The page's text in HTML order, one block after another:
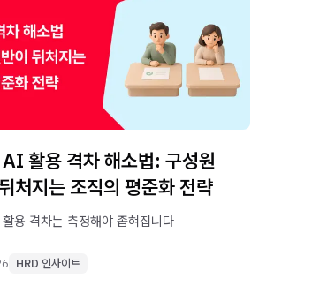
활용 격차 해소법: 구성원
처지는 조직의 평준화 전략
용 격차는 측정해야 좁혀집니다
HRD 인사이트